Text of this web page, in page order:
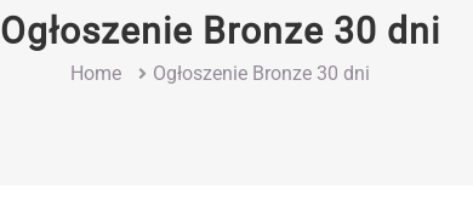
Ogłoszenie Bronze 30 dni
Home Ogłoszenie Bronze 30 dni